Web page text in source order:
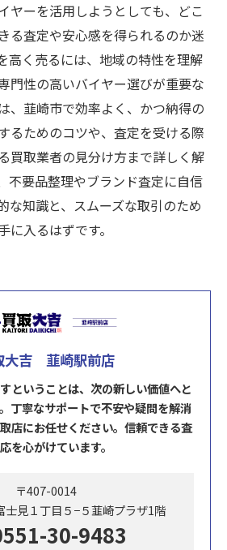
ヤーを活用しようとしても、どこ
る査定や安心感を得られるのか迷
高く売るには、地域の特性を理解
門性の高いバイヤー選びが重要な
、韮崎市で効率よく、かつ納得の
るためのコツや、査定を受ける際
買取業者の見分け方まで詳しく解
不要品整理やブランド査定に自信
な知識と、スムーズな取引のため
入るはずです。
大吉 韮崎駅前店
ということは、次の新しい価値へと
丁寧なサポートで不安や疑問を解消
店にお任せください。信頼できる査
を心がけています。
〒407-0014
士見１丁目５−５韮崎プラザ1階
30-9483